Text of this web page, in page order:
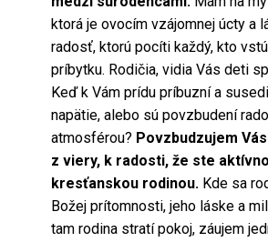
ktorá je ovocím vzájomnej úcty a
radosť, ktorú pocíti každý, kto
príbytku. Rodičia, vidia Vás deti
Keď k Vám prídu príbuzní a
napätie, alebo sú povzbudení
atmosférou? Povzbudzujem
z viery, k radosti, že ste
kresťanskou rodinou. Kde sa
Božej prítomnosti, jeho láske a
tam rodina stratí pokoj, záujem